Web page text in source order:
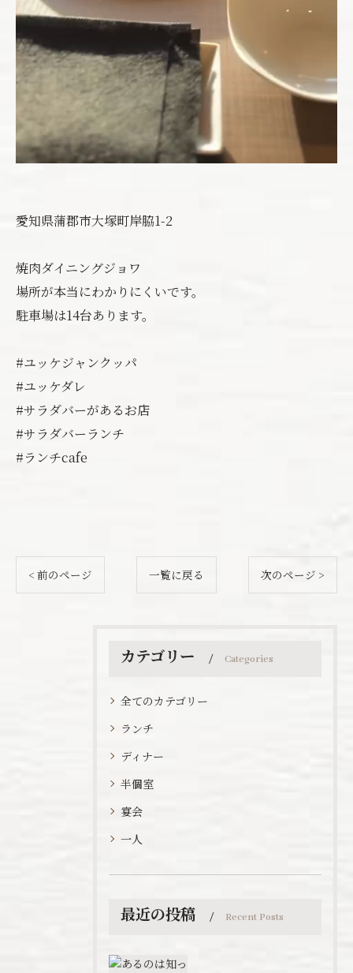
愛知県蒲郡市大塚町岸脇1-2
焼肉ダイニングジョワ
場所が本当にわかりにくいです。
駐車場は14台あります。
#ユッケジャンクッパ
#ユッケダレ
#サラダバーがあるお店
#サラダバーランチ
#ランチcafe
< 前のページ 一覧に戻る 次のページ >
カテゴリー Categories
全てのカテゴリー
ランチ
ディナー
半個室
宴会
一人
最近の投稿 Recent Posts